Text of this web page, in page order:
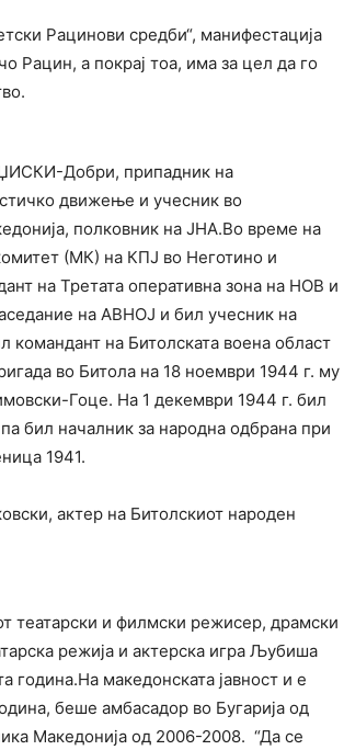
Рацинови средби“, манифестација
Рацин, а покрај тоа, има за цел да го
Добри, припадник на
движење и учесник во
полковник на ЈНА.Во време на
(МК) на КПЈ во Неготино и
на Третата оперативна зона на НОВ и
на АВНОЈ и бил учесник на
на Битолската воена област
во Битола на 18 ноември 1944 г. му
Гоце. На 1 декември 1944 г. бил
бил началник за народна одбрана при
1941.
актер на Битолскиот народен
театарски и филмски режисер, драмски
режија и актерска игра Љубиша
година.На македонската јавност и е
беше амбасадор во Бугарија од
Македонија од 2006-2008. “Да се